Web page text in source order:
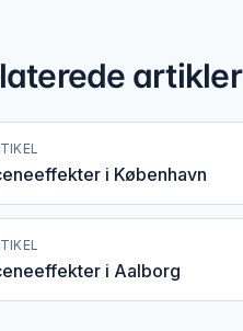
artikler
i København
i Aalborg